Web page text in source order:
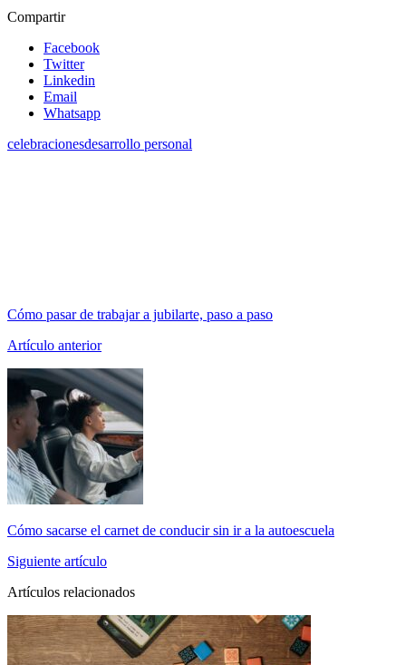
Compartir
Facebook
Twitter
Linkedin
Email
Whatsapp
celebracionesdesarrollo personal
Cómo pasar de trabajar a jubilarte, paso a paso
Artículo anterior
Cómo sacarse el carnet de conducir sin ir a la autoescuela
Siguiente artículo
Artículos relacionados